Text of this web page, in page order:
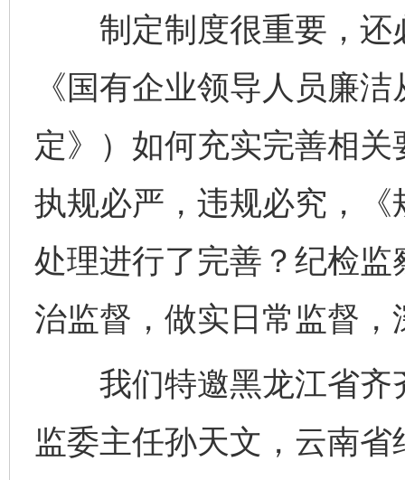
制定制度很重要，还
《国有企业领导人员廉
定》）如何充实完善相
执规必严，违规必究，
处理进行了完善？纪检
治监督，做实日常监督，
我们特邀黑龙江省齐
监委主任孙天文，云南